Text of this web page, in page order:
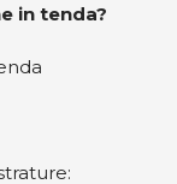
in tenda?